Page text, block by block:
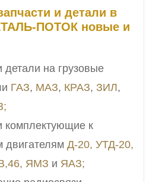
и детали в
ПОТОК новые и
детали на грузовые
ГАЗ, МАЗ, КРАЗ, ЗИЛ,
комплектующие к
двигателям Д-20, УТД-20,
ЯМЗ и ЯАЗ;